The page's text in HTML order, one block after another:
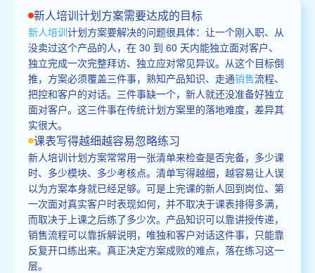
新人培训计划方案需要达成的目标
新人培训计划方案要解决的问题很具体：让一个刚入职、从
没卖过这个产品的人，在 30 到 60 天内能独立面对客户、
独立完成一次完整拜访、独立应对常见异议。从这个目标倒
推，方案必须覆盖三件事，熟知产品知识、走通销售流程、
把控和客户的对话。三件事缺一个，新人就还没准备好独立
面对客户。这三件事在传统计划方案里的落地难度，差异其
实很大。
课表写得越细越容易忽略练习
新人培训计划方案常常用一张清单来检查是否完备，多少课
时、多少模块、多少考核点。清单写得越细，越容易让人误
以为方案本身就已经足够。可是上完课的新人回到岗位、第
一次面对真实客户时表现如何，并不取决于课表排得多满，
而取决于上课之后练了多少次。产品知识可以靠讲授传递，
销售流程可以靠拆解说明，唯独和客户对话这件事，只能靠
反复开口练出来。真正决定方案成败的难点，落在练习这一
层。